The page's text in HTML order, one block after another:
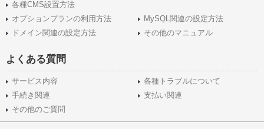
各種CMS設置方法
オプションプランの利用方法
MySQL関連の設定方法
ドメイン関連の設定方法
その他のマニュアル
よくある質問
サービス内容
各種トラブルについて
手続き関連
支払い関連
その他のご質問